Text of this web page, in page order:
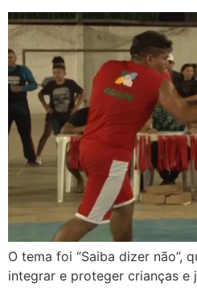
O tema foi “Saiba dizer não”,
integrar e proteger crianças e